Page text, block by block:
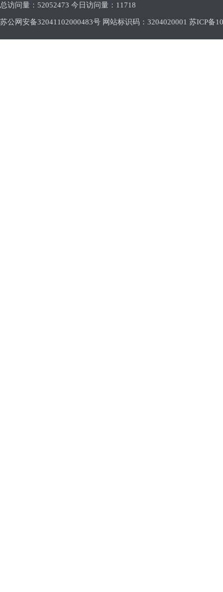
总访问量： 52052473 今日访问量： 11718
苏公网安备32041102000483号 网站标识码：3204020001 苏ICP备